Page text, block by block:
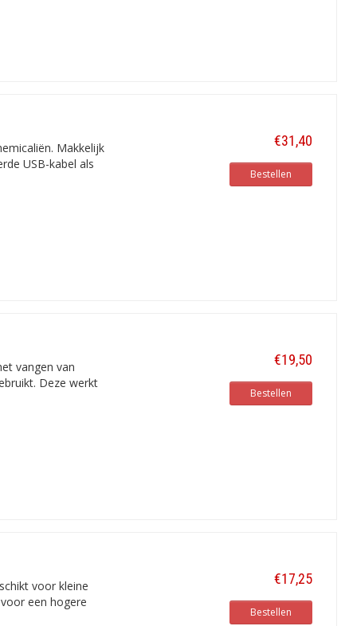
Makkelijk
USB-kabel als
€31,40
Bestellen
vangen van
Deze werkt
€19,50
Bestellen
voor kleine
een hogere
€17,25
Bestellen